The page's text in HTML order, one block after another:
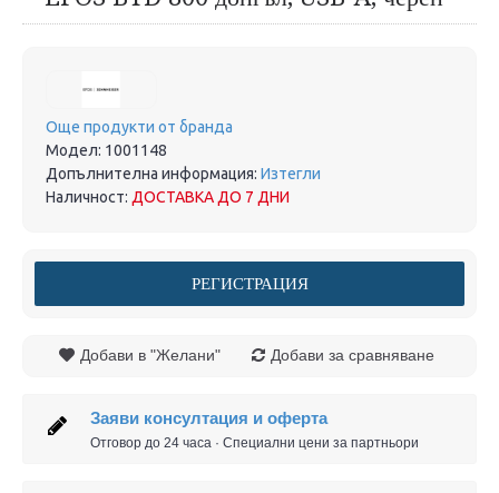
Още продукти от бранда
Модел: 1001148
Допълнителна информация: Изтегли
Наличност: ДОСТАВКА ДО 7 ДНИ
РЕГИСТРАЦИЯ
Добави в "Желани" Добави за сравняване
Заяви консултация и оферта
Отговор до 24 часа · Специални цени за партньори